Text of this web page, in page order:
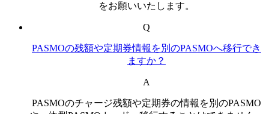
をお願いいたします。
Q
PASMOの残額や定期券情報を別のPASMOへ移行でき
ますか？
A
PASMOのチャージ残額や定期券の情報を別のPASMO